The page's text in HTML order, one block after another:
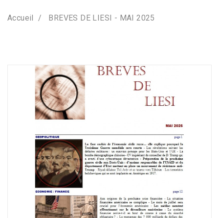
Accueil BREVES DE LIESI - MAI 2025